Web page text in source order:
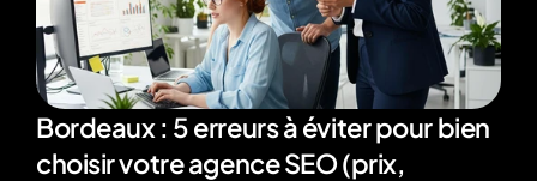
Bordeaux : 5 erreurs à éviter pour bien
choisir votre agence SEO (prix,